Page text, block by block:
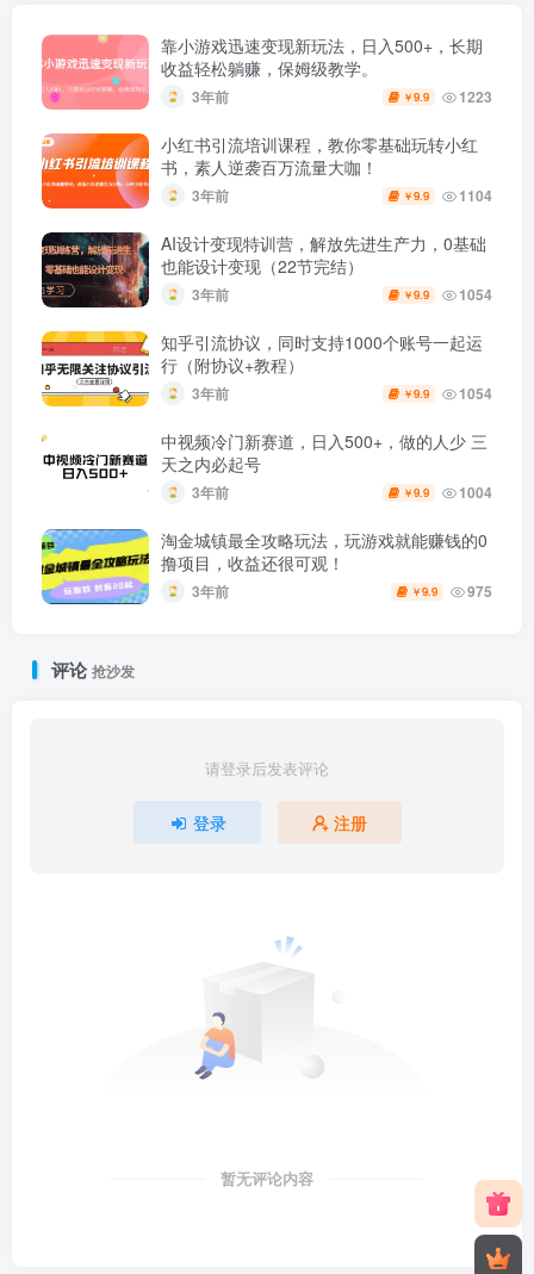
靠小游戏迅速变现新玩法，日入500+，长期
收益轻松躺赚，保姆级教学。
3年前 ￥9.9 1223
小红书引流培训课程，教你零基础玩转小红
书，素人逆袭百万流量大咖！
3年前 ￥9.9 1104
AI设计变现特训营，解放先进生产力，0基础
也能设计变现（22节完结）
3年前 ￥9.9 1054
知乎引流协议，同时支持1000个账号一起运
行（附协议+教程）
3年前 ￥9.9 1054
中视频冷门新赛道，日入500+，做的人少 三
天之内必起号
3年前 ￥9.9 1004
淘金城镇最全攻略玩法，玩游戏就能赚钱的0
撸项目，收益还很可观！
3年前 ￥9.9 975
评论抢沙发
请登录后发表评论
登录 注册
暂无评论内容